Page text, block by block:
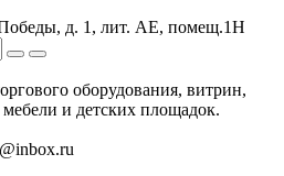
Победы, д. 1, лит. АЕ, помещ.1Н
оборудования, витрин,
и детских площадок.